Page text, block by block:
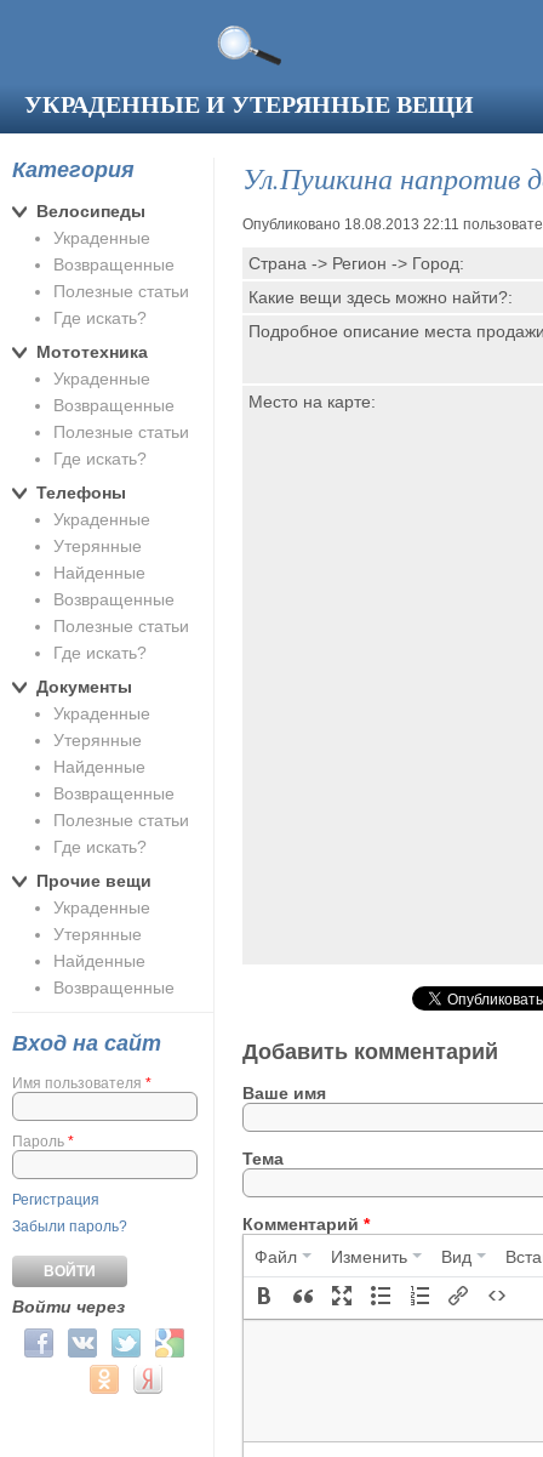
УКРАДЕННЫЕ И УТЕРЯННЫЕ ВЕЩИ
Ул.Пушкина напротив
Опубликовано 18.08.2013 22:11
Страна -> Регион -> Город:
Какие вещи здесь можно найти?:
Подробное описание места
Место на карте:
Добавить комментарий
Ваше имя
Тема
Комментарий *
Файл Изменить Вид
Категория
Велосипеды
Украденные
Возвращенные
Полезные статьи
Где искать?
Мототехника
Украденные
Возвращенные
Полезные статьи
Где искать?
Телефоны
Украденные
Утерянные
Найденные
Возвращенные
Полезные статьи
Где искать?
Документы
Украденные
Утерянные
Найденные
Возвращенные
Полезные статьи
Где искать?
Прочие вещи
Украденные
Утерянные
Найденные
Возвращенные
Вход на сайт
Имя пользователя *
Пароль *
Регистрация
Забыли пароль?
Войти через
Login with Facebook
Login with ВКонтакте
Login with Twitter
Login with Google
Login with Mail.ru
Login with Одноклассники
Login with Яндекс